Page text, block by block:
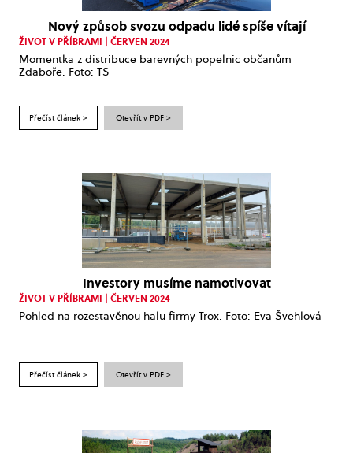
Nový způsob svozu odpadu lidé spíše vítají
ŽIVOT V PŘÍBRAMI | ČERVEN 2024
Momentka z distribuce barevných popelnic občanům
Zdaboře. Foto: TS
Přečíst článek > Otevřít v PDF >
Investory musíme namotivovat
ŽIVOT V PŘÍBRAMI | ČERVEN 2024
Pohled na rozestavěnou halu firmy Trox. Foto: Eva Švehlová
Přečíst článek > Otevřít v PDF >